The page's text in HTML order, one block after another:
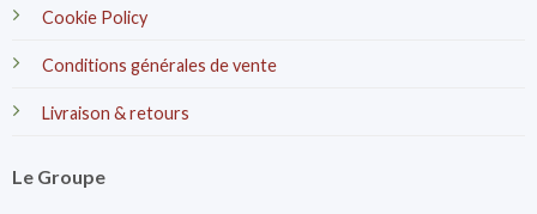
Cookie Policy
Conditions générales de vente
Livraison & retours
Le Groupe